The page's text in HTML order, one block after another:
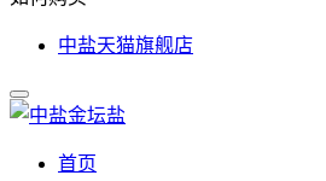
中盐天猫旗舰店
首页